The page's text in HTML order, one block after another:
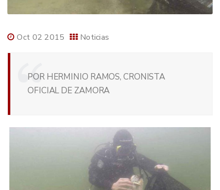
Oct 02 2015 Noticias
POR HERMINIO RAMOS, CRONISTA
OFICIAL DE ZAMORA